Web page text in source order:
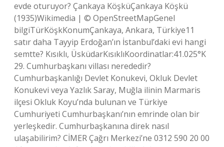
evde oturuyor? Çankaya KöşküÇankaya Köşkü
(1935)Wikimedia | © OpenStreetMapGenel
bilgiTürKöşkKonumÇankaya, Ankara, Türkiye11
satır daha Tayyip Erdoğan’ın İstanbul’daki evi hangi
semtte? Kısıklı, ÜsküdarKısıklıKoordinatlar:41.025°K
29. Cumhurbaşkanı villası nerededir?
Cumhurbaşkanlığı Devlet Konukevi, Okluk Devlet
Konukevi veya Yazlık Saray, Muğla ilinin Marmaris
ilçesi Okluk Koyu’nda bulunan ve Türkiye
Cumhuriyeti Cumhurbaşkanı’nın emrinde olan bir
yerleşkedir. Cumhurbaşkanına direk nasıl
ulaşabilirim? CİMER Çağrı Merkezi’ne 0312 590 20 00